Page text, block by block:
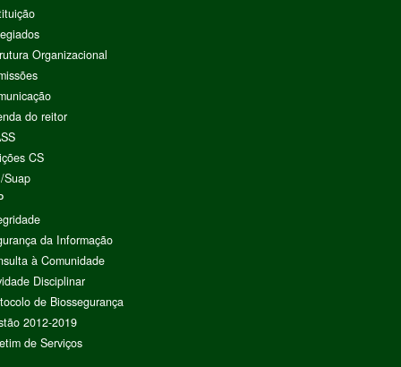
Organizacional
do reitor
CS
Suap
da Informação
à Comunidade
Disciplinar
de Biossegurança
2012-2019
de Serviços